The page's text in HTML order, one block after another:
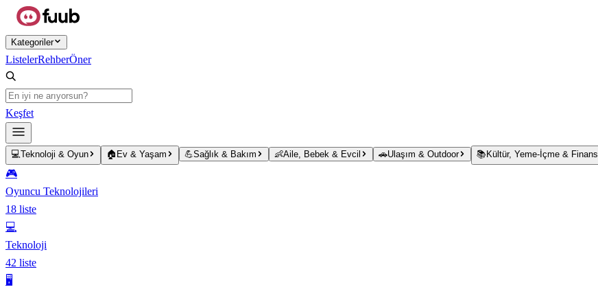
Ana içeriğe atla
Kategoriler
ListelerRehberÖner
Keşfet
💻Teknoloji & Oyun 🏠 Ev & Yaşam 💪Sağlık & Bakım 👶Aile, Bebek & Evcil 🚗Ulaşım & Outdoor 📚 Kültür, Yeme-İçme & Finans
🎮
Oyuncu Teknolojileri
18 liste
💻
Teknoloji
42 liste
🖥️